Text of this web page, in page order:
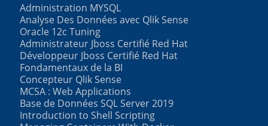
Administration MYSQL
Analyse Des Données avec Qlik Sense
Oracle 12c Tuning
Administrateur Jboss Certifié Red Hat
Développeur Jboss Certifié Red Hat
Fondamentaux de la BI
Concepteur Qlik Sense
MCSA : Web Applications
Base de Données SQL Server 2019
Introduction to Shell Scripting